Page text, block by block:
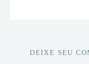
DEIXE SEU